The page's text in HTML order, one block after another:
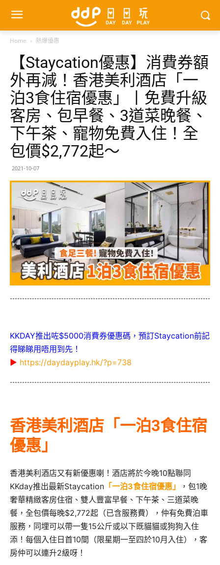
Home 熱爆優惠
【Staycation優惠】消費券額
外再減！香港美利酒店「一
泊3食住宿優惠」丨免費升級
客房、包早餐、3道菜晚餐、
下午茶、寵物免費入住！全
包價$2,772起～
2021-10-07
KKDAY推出咗$5000消費券優惠碼，預訂Staycation前記
得睇睇用唔用到先！
▶ https://daydayplay.hk/?p=738
香港美利酒店「一泊3食住宿
優惠」
香港美利酒店又有新優惠喇！酒店將於今晚10點聯同
KKday推出最新Staycation 「一泊3食住宿優惠」
，包1晚
奢華精緻客房住宿、雙人豐富早餐、下午茶、三道菜晚
餐，全包價每晚$2,772起（已含服務費），仲有免費泊車
服務，同埋可以帶一隻15公斤或以下既貓貓或狗狗入住
添！ 每個入住日首10間（限星期一至四於10月入住），客
房仲可以連升2級呀！